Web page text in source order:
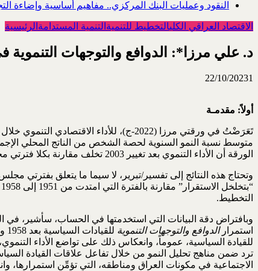
النقود وعمليات البنك المركزي.. مفاهيم أساسية وإضاءة
الاقتصاد العراقي الكليالتخطيط للتنمية التنمية المستدامة الرئيسية
د. علي مرزا*: الدوافع والتوجهات التنموية في العراق 1951-
22/10/20231
أولاً: مقدمـة
الورقة أن الأداء التنموي بعد تغيير 2003 تخلف مقارنة بكلا فترتي مجلس الإعمار ومجلس التخطيط.
التخطيط.
وبافتراض دقة البيانات التي استخدمتها في الحساب، سأشير، في
استمرار الدوافع والتوجهات التنموية
للقيادة السياسية، عموماً، وانعكاس ذلك على تواضع الأداء
ترد ضمن مناهج تحليل النمو من خلال تفاعل علاقات القيادة
الاجتماعية في مكونات العراق ومناطقه، التي تؤمِّن استمرارها،